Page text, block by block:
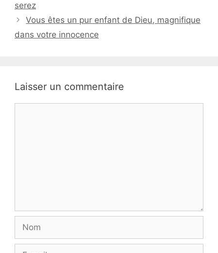
serez
Vous êtes un pur enfant de Dieu, magnifique
dans votre innocence
Laisser un commentaire
Nom